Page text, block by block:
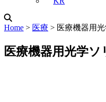
Home ˃ 医療 ˃ 医療機器用
医療機器用光学